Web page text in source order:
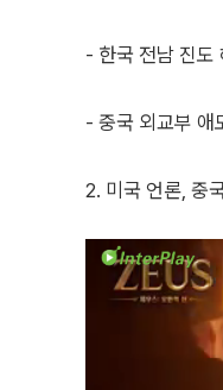
- 한국 전남 진도
- 중국 외교부 애
2. 미국 언론, 중